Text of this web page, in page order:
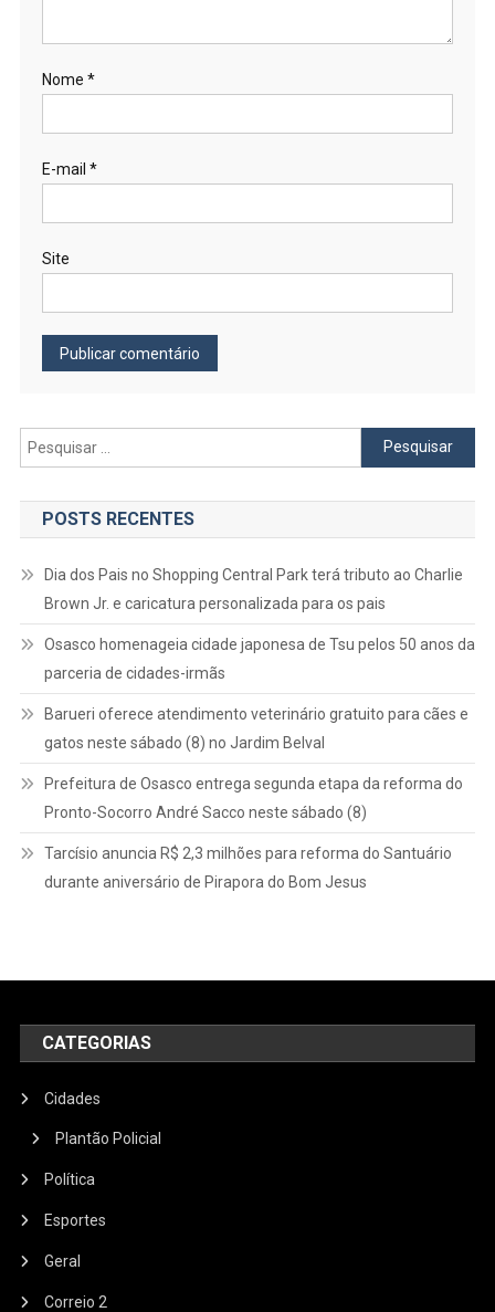
Nome *
E-mail *
Site
Pesquisar
por:
POSTS RECENTES
Dia dos Pais no Shopping Central Park terá tributo ao Charlie
Brown Jr. e caricatura personalizada para os pais
Osasco homenageia cidade japonesa de Tsu pelos 50 anos da
parceria de cidades-irmãs
Barueri oferece atendimento veterinário gratuito para cães e
gatos neste sábado (8) no Jardim Belval
Prefeitura de Osasco entrega segunda etapa da reforma do
Pronto-Socorro André Sacco neste sábado (8)
Tarcísio anuncia R$ 2,3 milhões para reforma do Santuário
durante aniversário de Pirapora do Bom Jesus
CATEGORIAS
Cidades
Plantão Policial
Política
Esportes
Geral
Correio 2